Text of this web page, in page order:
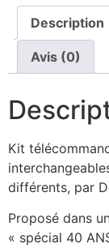
Description
Avis (0)
Kit
différents, par
Proposé dans
« spécial 40